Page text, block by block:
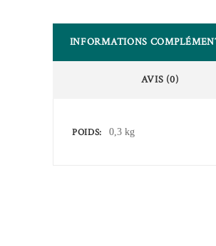
INFORMATIONS
AVIS (0)
POIDS 0,3 kg